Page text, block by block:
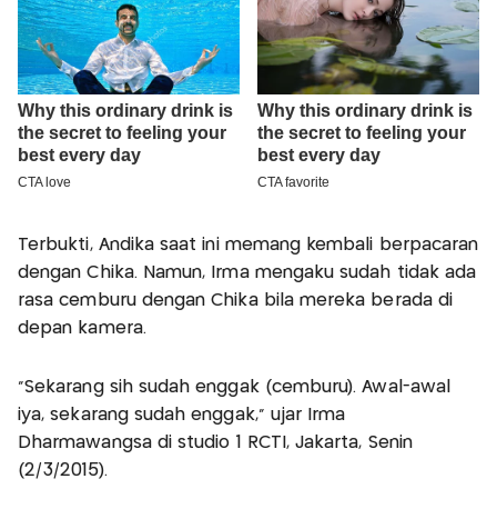
Terbukti, Andika saat ini memang kembali berpacaran
dengan Chika. Namun, Irma mengaku sudah tidak ada
rasa cemburu dengan Chika bila mereka berada di
depan kamera.
"Sekarang sih sudah enggak (cemburu). Awal-awal
iya, sekarang sudah enggak," ujar Irma
Dharmawangsa di studio 1 RCTI, Jakarta, Senin
(2/3/2015).